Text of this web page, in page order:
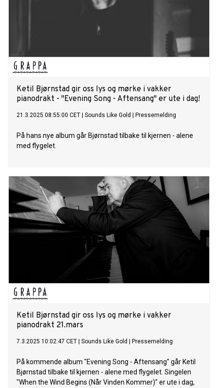
Ketil Bjørnstad gir oss lys og mørke i vakker
pianodrakt - "Evening Song - Aftensang" er ute i dag!
21.3.2025 08:55:00 CET Sounds Like Gold Pressemelding
På hans nye album går Bjørnstad tilbake til kjernen - alene
med flygelet.
Ketil Bjørnstad gir oss lys og mørke i vakker
pianodrakt 21.mars
7.3.2025 10:02:47 CET Sounds Like Gold Pressemelding
På kommende album "Evening Song - Aftensang" går Ketil
Bjørnstad tilbake til kjernen - alene med flygelet. Singelen
"When the Wind Begins (Når Vinden Kommer)" er ute i dag,